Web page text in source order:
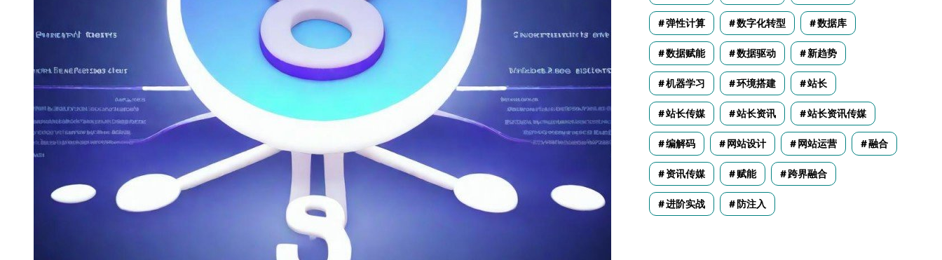
弹性计算 数字化转型 数据库
数据赋能 数据驱动 新趋势
机器学习 环境搭建 站长
站长传媒 站长资讯 站长资讯传媒
编解码 网站设计 网站运营 融合
资讯传媒 赋能 跨界融合
进阶实战 防注入